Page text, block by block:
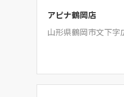
アピナ鶴岡店
山形県鶴岡市文下字